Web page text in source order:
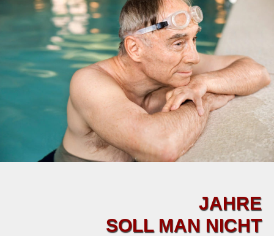
JAHRE
SOLL MAN NICHT